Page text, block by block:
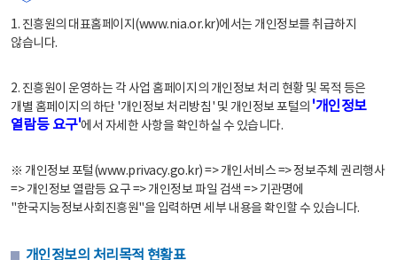
1. 진흥원의 대표홈페이지(www.nia.or.kr)에서는 개인정보를 취급하지
않습니다.
2. 진흥원이 운영하는 각 사업 홈페이지의 개인정보 처리 현황 및 목적 등은
개별 홈페이지의 하단 '개인정보 처리방침' 및 개인정보 포털의 '개인정보
열람등 요구'에서 자세한 사항을 확인하실 수 있습니다.
※ 개인정보 포털(www.privacy.go.kr) => 개인서비스 => 정보주체 권리행사
=> 개인정보 열람등 요구 => 개인정보 파일 검색 => 기관명에
"한국지능정보사회진흥원"을 입력하면 세부 내용을 확인할 수 있습니다.
개인정보의 처리목적 현황표